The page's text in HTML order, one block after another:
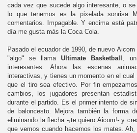
cada vez que sucede algo interesante, o
lo que tenemos es la pixelada sonrisa
comentarios. Impagable. Y encima está
día me gusta más la Coca Cola.
Pasado el ecuador de 1990, de nuevo
"algo" se llamaUltimate Basketball , un
interesantes. Ahora las escenas
interactivas, y tienes un momento en el cual
que el tiro sea efectivo. Por fin
cambios, los jugadores presentan
durante el partido. Es el primer intento de
de baloncesto. Mejora también la forma
eliminando la flecha -¡te quiero Aicom!- y
que vemos cuando hacemos los mates.